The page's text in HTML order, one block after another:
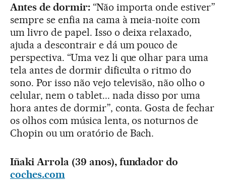
Antes de dormir:“Não importa onde estiver”
sempre se enfia na cama à meia-noite com
um livro de papel. Isso o deixa relaxado,
ajuda a descontrair e dá um pouco de
perspectiva. “Uma vez li que olhar para uma
tela antes de dormir dificulta o ritmo do
sono. Por isso não vejo televisão, não olho o
celular, nem o tablet... nada disso por uma
hora antes de dormir”, conta. Gosta de fechar
os olhos com música lenta, os noturnos de
Chopin ou um oratório de Bach.
Iñaki Arrola (39 anos), fundador do
coches.com